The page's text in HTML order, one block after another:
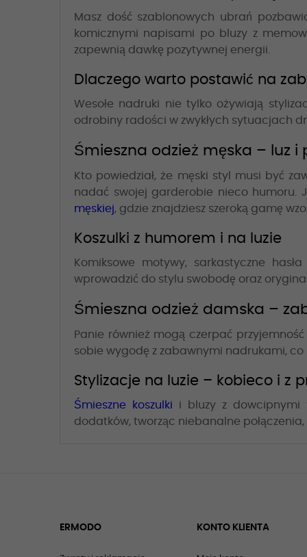
Masz dość szablonowych ubrań
komicznymi napisami po bluzy z
zapewnią dawkę pozytywnej energii.
Dlaczego warto postawić na
Wesołe nadruki nie tylko ożywiają
odrobiny radości w zwykłych sytuacjach
Śmieszna odzież męska – luz
Kto powiedział, że męski styl musi być
nadać swojej garderobie nieco humoru.
męskiej, gdzie znajdziesz szeroką gamę
Koszulki z humorem i na luzie
Komiksowe motywy, sarkastyczne
wprowadzić do stylu swobodę oraz
Śmieszna odzież damska –
Panie również mogą czerpać
sobie wygodę z zabawnymi nadrukami,
Stylizacje na luzie – kobieco i z
Śmieszne koszulki i bluzy z dowcipnymi
dodatków, tworząc niebanalne połączenia,
ERMODO KONTO KLIENTA